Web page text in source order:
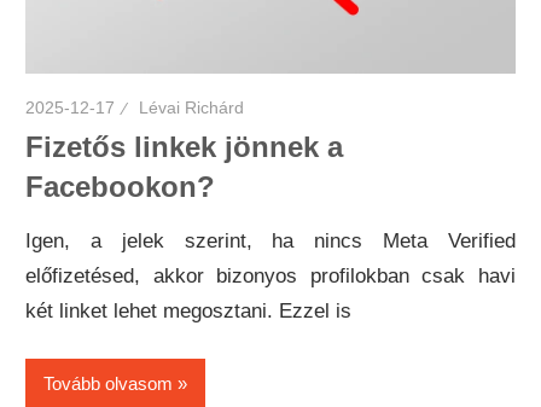
2025-12-17 Lévai Richárd
Fizetős linkek jönnek a
Facebookon?
Igen, a jelek szerint, ha nincs Meta Verified
előfizetésed, akkor bizonyos profilokban csak havi
két linket lehet megosztani. Ezzel is
Tovább olvasom